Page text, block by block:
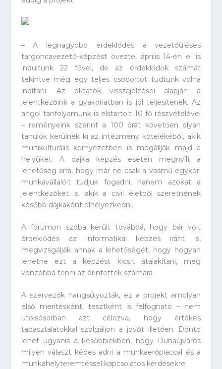
– A legnagyobb érdeklődés a vezetőüléses
targoncavezető-képzést övezte, április 14-én el is
indultunk 22 fővel, de az érdeklődők számát
tekintve még egy teljes csoportot tudtunk volna
indítani. Az oktatók visszajelzései alapján a
jelentkezőink a gyakorlatban is jól teljesítenek. Az
angol tanfolyamunk is elstartolt 10 fő részvételével
– reményeink szerint a 100 órát követően olyan
tanulók kerülnek ki az intézmény kötelékéből, akik
multikulturális környezetben is megállják majd a
helyüket. A dajka képzés esetén megnyílt a
lehetőség arra, hogy már ne csak a vasmű egykori
munkavállalóit tudjuk fogadni, hanem azokat a
jelentkezőket is, akik a civil életből szeretnének
később dajkaként elhelyezkedni.
A fórumon szóba került továbbá, hogy bár volt
érdeklődés az informatikai képzés iránt is,
megvizsgálják annak a lehetőségét, hogy hogyan
lehetne ezt a képzést kicsit átalakítani, még
vonzóbbá tenni az érintettek számára.
A szervezők hangsúlyozták, ez a projekt amolyan
első merítésként, tesztként is felfogható – nem
utolsósorban azt célozva, hogy értékes
tapasztalatokkal szolgáljon a jövőt illetően. Döntő
lehet ugyanis a későbbiekben, hogy Dunaújváros
milyen választ képes adni a munkaerőpiaccal és a
munkahelyteremtéssel kapcsolatos kérdésekre.